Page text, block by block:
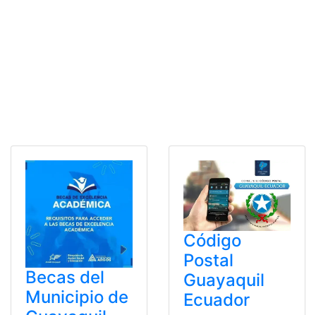
Becas del
Municipio de
Código
Postal
Guayaquil
Ecuador